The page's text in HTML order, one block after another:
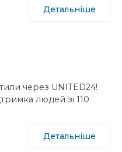
Детальніше
через UNITED24!
людей зі 110
Детальніше